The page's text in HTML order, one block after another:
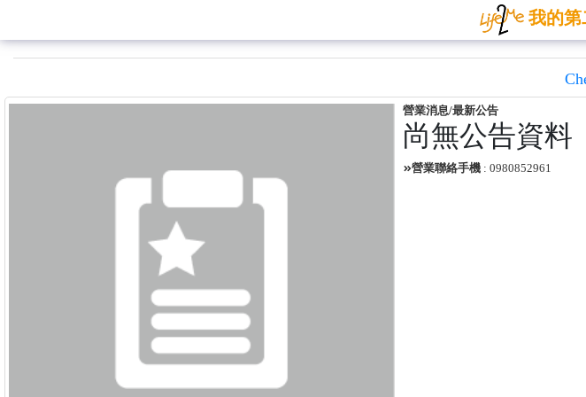
我的第
營業消息/最新公告
尚無公告資料
營業聯絡手機 : 0980852961